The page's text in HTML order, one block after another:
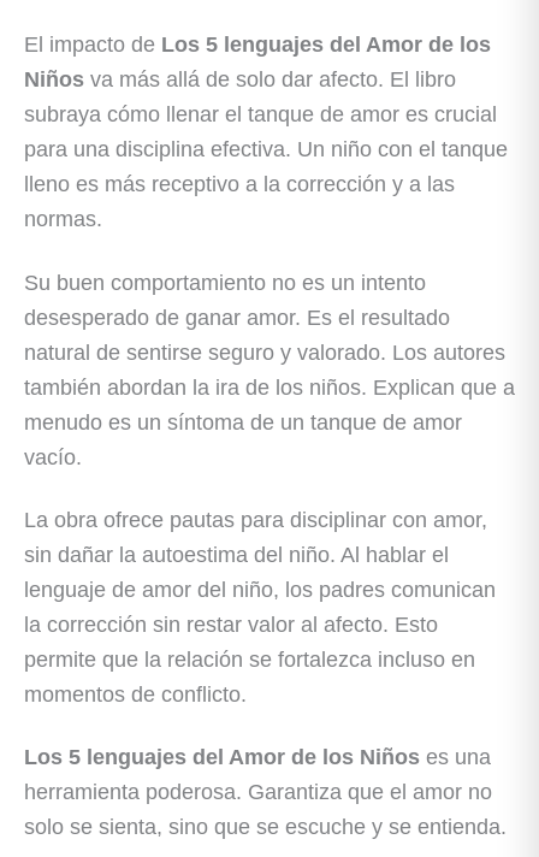
El impacto de Los 5 lenguajes del Amor de los
Niños va más allá de solo dar afecto. El libro
subraya cómo llenar el tanque de amor es crucial
para una disciplina efectiva. Un niño con el tanque
lleno es más receptivo a la corrección y a las
normas.
Su buen comportamiento no es un intento
desesperado de ganar amor. Es el resultado
natural de sentirse seguro y valorado. Los autores
también abordan la ira de los niños. Explican que a
menudo es un síntoma de un tanque de amor
vacío.
La obra ofrece pautas para disciplinar con amor,
sin dañar la autoestima del niño. Al hablar el
lenguaje de amor del niño, los padres comunican
la corrección sin restar valor al afecto. Esto
permite que la relación se fortalezca incluso en
momentos de conflicto.
Los 5 lenguajes del Amor de los Niños es una
herramienta poderosa. Garantiza que el amor no
solo se sienta, sino que se escuche y se entienda.